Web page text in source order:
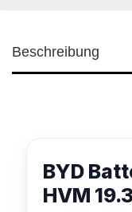
Beschreibung
BYD
HVM